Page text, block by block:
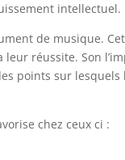
intellectuel.
de musique.
réussite. Son
points sur lesquels
chez ceux ci :